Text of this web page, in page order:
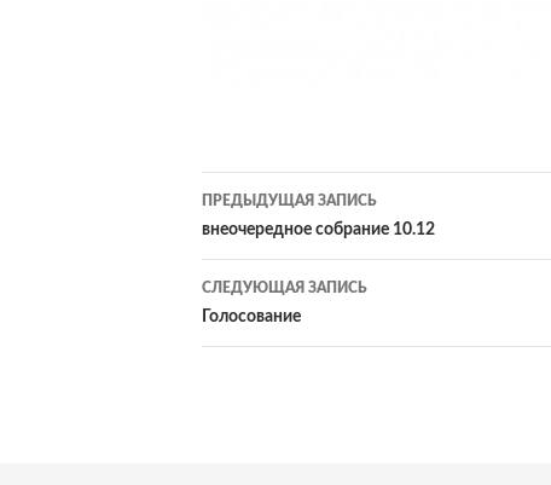
Навигация
по
записям
ПРЕДЫДУЩАЯ ЗАПИСЬ
внеочередное собрание 10.12
СЛЕДУЮЩАЯ ЗАПИСЬ
Голосование